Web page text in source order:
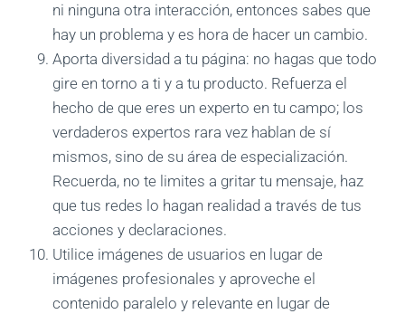
ni ninguna otra interacción, entonces sabes que
hay un problema y es hora de hacer un cambio.
Aporta diversidad a tu página: no hagas que todo
gire en torno a ti y a tu producto. Refuerza el
hecho de que eres un experto en tu campo; los
verdaderos expertos rara vez hablan de sí
mismos, sino de su área de especialización.
Recuerda, no te limites a gritar tu mensaje, haz
que tus redes lo hagan realidad a través de tus
acciones y declaraciones.
Utilice imágenes de usuarios en lugar de
imágenes profesionales y aproveche el
contenido paralelo y relevante en lugar de